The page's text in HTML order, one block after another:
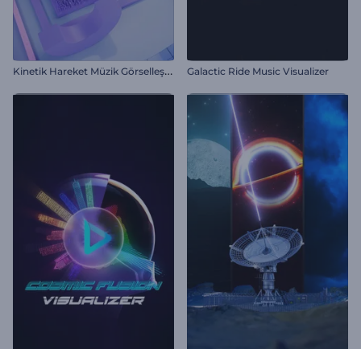
K
inetik Hareket Müzik Görselleştirici Galactic Ride Music Visualizer